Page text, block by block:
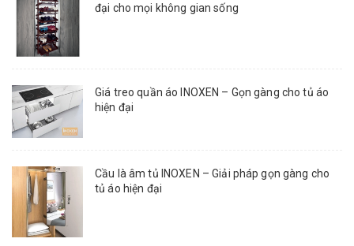
đại cho mọi không gian sống
Giá treo quần áo INOXEN – Gọn gàng cho tủ áo
hiện đại
Cầu là âm tủ INOXEN – Giải pháp gọn gàng cho
tủ áo hiện đại